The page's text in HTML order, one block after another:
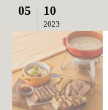
05 10
2023